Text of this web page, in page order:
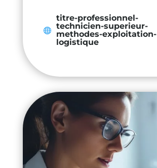
titre-professionnel-
technicien-superieur-
methodes-exploitation-
logistique